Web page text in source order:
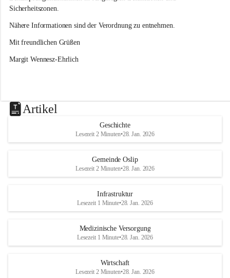
Sicherheitszonen.
Nähere Informationen sind der Verordnung zu entnehmen.
Mit freundlichen Grüßen
Margit Wennesz-Ehrlich
Artikel
Geschichte
Lesezeit 2 Minuten•28. Jan. 2026
Gemeinde Oslip
Lesezeit 2 Minuten•28. Jan. 2026
Infrastruktur
Lesezeit 1 Minute•28. Jan. 2026
Medizinische Versorgung
Lesezeit 1 Minute•28. Jan. 2026
Wirtschaft
Lesezeit 2 Minuten•28. Jan. 2026